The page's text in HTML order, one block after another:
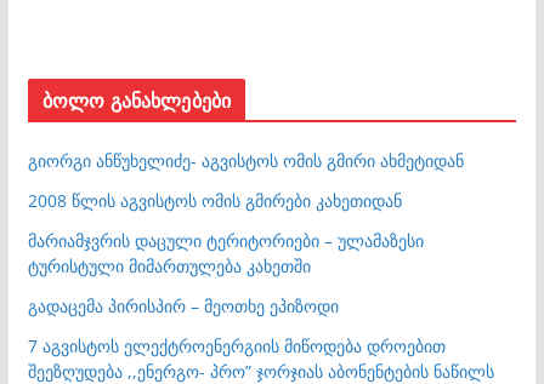
ბოლო განახლებები
გიორგი ანწუხელიძე- აგვისტოს ომის გმირი ახმეტიდან
2008 წლის აგვისტოს ომის გმირები კახეთიდან
მარიამჯვრის დაცული ტერიტორიები – ულამაზესი
ტურისტული მიმართულება კახეთში
გადაცემა პირისპირ – მეოთხე ეპიზოდი
7 აგვისტოს ელექტროენერგიის მიწოდება დროებით
შეეზღუდება ,,ენერგო- პრო” ჯორჯიას აბონენტების ნაწილს